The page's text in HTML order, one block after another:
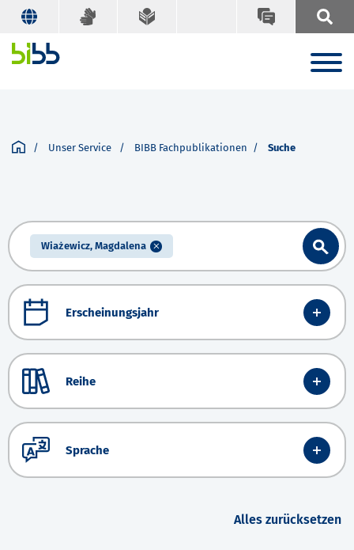
Unser Service BIBB Fachpublikationen Suche
Wiażewicz, Magdalena
Erscheinungsjahr
Reihe
Sprache
Alles zurücksetzen